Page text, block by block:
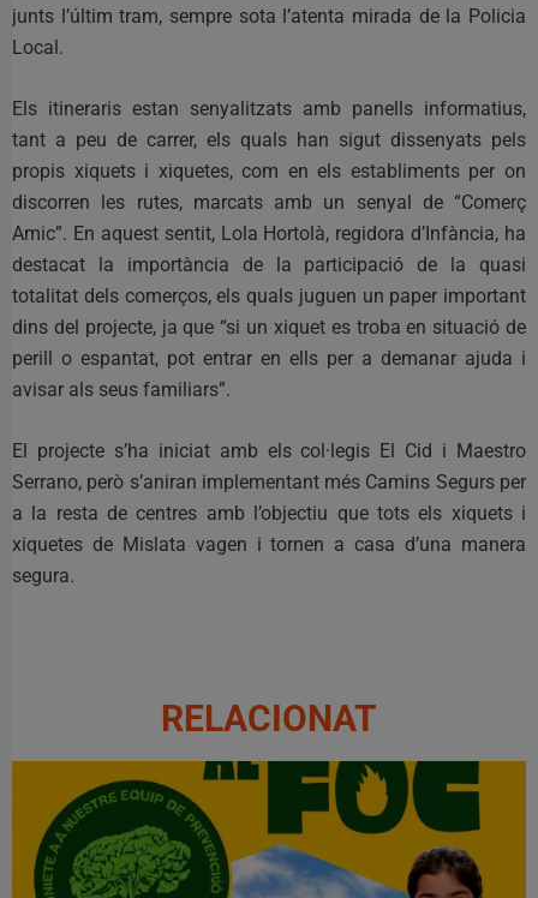
junts l’últim tram, sempre sota l’atenta mirada de la Policia
Local.
Els itineraris estan senyalitzats amb panells informatius,
tant a peu de carrer, els quals han sigut dissenyats pels
propis xiquets i xiquetes, com en els establiments per on
discorren les rutes, marcats amb un senyal de “Comerç
Amic”. En aquest sentit, Lola Hortolà, regidora d’Infància, ha
destacat la importància de la participació de la quasi
totalitat dels comerços, els quals juguen un paper important
dins del projecte, ja que “si un xiquet es troba en situació de
perill o espantat, pot entrar en ells per a demanar ajuda i
avisar als seus familiars”.
El projecte s’ha iniciat amb els col·legis El Cid i Maestro
Serrano, però s’aniran implementant més Camins Segurs per
a la resta de centres amb l’objectiu que tots els xiquets i
xiquetes de Mislata vagen i tornen a casa d’una manera
segura.
RELACIONAT